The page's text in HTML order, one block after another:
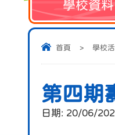
學校資料
首頁 > 學校
第四期
日期: 20/06/